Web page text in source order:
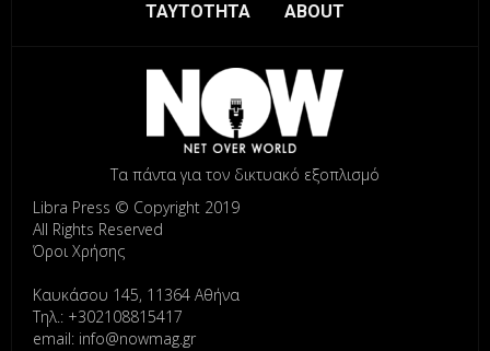
ΤΑΥΤΟΤΗΤΑ ABOUT
Τα πάντα για τον δικτυακό εξοπλισμό
Libra Press © Copyright 2019
All Rights Reserved
Όροι Χρήσης
Καυκάσου 145, 11364 Αθήνα
Τηλ.: +302108815417
email: info@nowmag.gr